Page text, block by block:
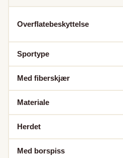
Overflatebeskyttelse
Sportype
Med fiberskjær
Materiale
Herdet
Med borspiss